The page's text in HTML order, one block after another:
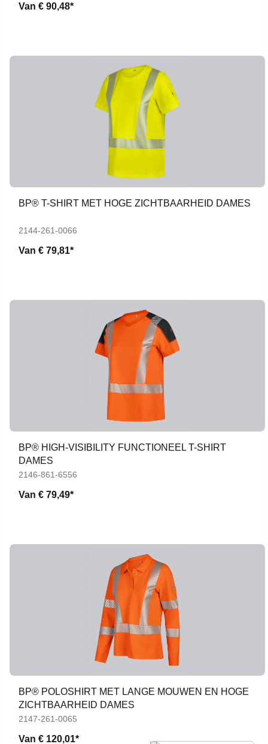
Van € 90,48*
BP® T-SHIRT MET HOGE ZICHTBAARHEID DAMES
2144-261-0066
Van € 79,81*
BP® HIGH-VISIBILITY FUNCTIONEEL T-SHIRT
DAMES
2146-861-6556
Van € 79,49*
BP® POLOSHIRT MET LANGE MOUWEN EN HOGE
ZICHTBAARHEID DAMES
2147-261-0065
Van € 120,01*